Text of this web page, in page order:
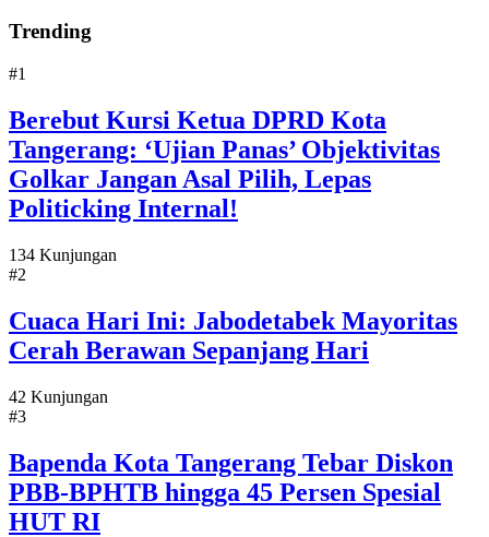
Trending
#1
Berebut Kursi Ketua DPRD Kota
Tangerang: ‘Ujian Panas’ Objektivitas
Golkar Jangan Asal Pilih, Lepas
Politicking Internal!
134 Kunjungan
#2
Cuaca Hari Ini: Jabodetabek Mayoritas
Cerah Berawan Sepanjang Hari
42 Kunjungan
#3
Bapenda Kota Tangerang Tebar Diskon
PBB-BPHTB hingga 45 Persen Spesial
HUT RI